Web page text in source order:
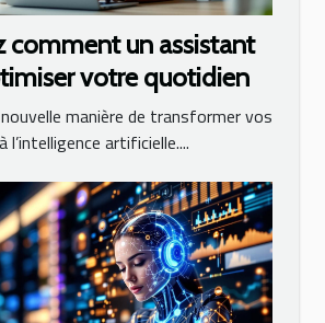
comment un assistant
votre quotidien
manière de transformer vos
l’intelligence artificielle....